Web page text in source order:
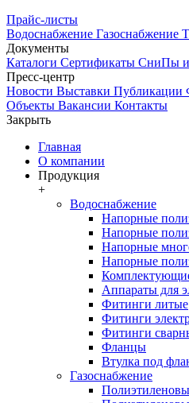
Прайс-листы
Водоснабжение Газоснабжение
Документы
Каталоги Сертификаты СниПы
Пресс-центр
Новости Выставки Публикации
Объекты Вакансии Контакты
Закрыть
Главная
О компании
Продукция
+
Водоснабжение
Напорные
Напорные
Напорные
Напорные
Аппараты для
Фитинги литые
Фитинги
Фитинги
Фланцы
Втулка под
Газоснабжение